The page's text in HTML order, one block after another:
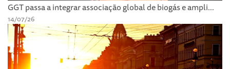
GGT passa a integrar associação global de biogás e ampli...
14/07/26